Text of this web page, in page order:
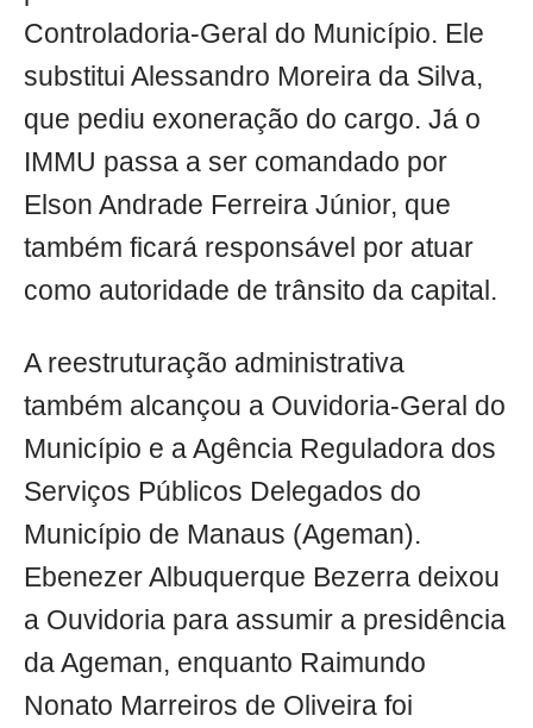
Controladoria-Geral do Município. Ele
substitui Alessandro Moreira da Silva,
que pediu exoneração do cargo. Já o
IMMU passa a ser comandado por
Elson Andrade Ferreira Júnior, que
também ficará responsável por atuar
como autoridade de trânsito da capital.
A reestruturação administrativa
também alcançou a Ouvidoria-Geral do
Município e a Agência Reguladora dos
Serviços Públicos Delegados do
Município de Manaus (Ageman).
Ebenezer Albuquerque Bezerra deixou
a Ouvidoria para assumir a presidência
da Ageman, enquanto Raimundo
Nonato Marreiros de Oliveira foi